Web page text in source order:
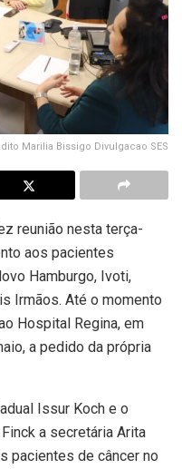
Marilia Bissigo Divulgacao SES
reunião nesta terça-
aos pacientes
Hamburgo, Ivoti,
Irmãos. Até o momento
Hospital Regina, em
a pedido da própria
Issur Koch e o
a secretária Arita
pacientes de câncer no